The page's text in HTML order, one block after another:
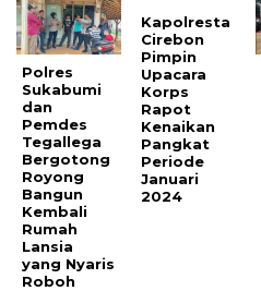
Polres
Sukabumi
dan
Pemdes
Tegallega
Bergotong
Royong
Bangun
Kembali
Rumah
Lansia
yang Nyaris
Roboh
Kapolresta
Cirebon
Pimpin
Upacara
Korps
Rapot
Kenaikan
Pangkat
Periode
Januari
2024